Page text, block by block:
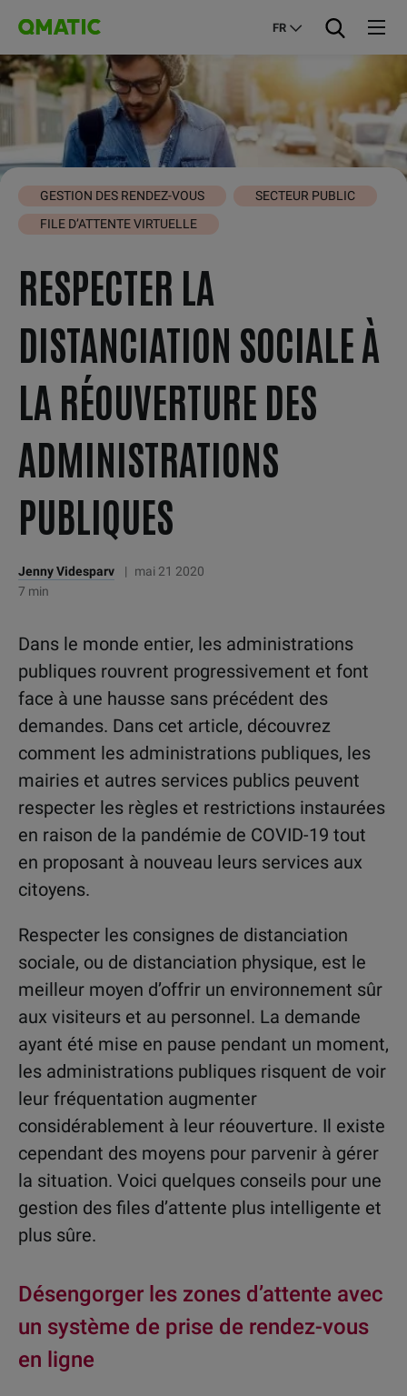
FR
GESTION DES RENDEZ-VOUS
SECTEUR PUBLIC
FILE D’ATTENTE VIRTUELLE
RESPECTER LA
DISTANCIATION SOCIALE À
LA RÉOUVERTURE DES
ADMINISTRATIONS
PUBLIQUES
Jenny Videsparv |
mai 21 2020
7 min
Dans le monde entier, les administrations
publiques rouvrent progressivement et font
face à une hausse sans précédent des
demandes. Dans cet article, découvrez
comment les administrations publiques, les
mairies et autres services publics peuvent
respecter les règles et restrictions instaurées
en raison de la pandémie de COVID-19 tout
en proposant à nouveau leurs services aux
citoyens.
Respecter les consignes de distanciation
sociale, ou de distanciation physique, est le
meilleur moyen d’offrir un environnement sûr
aux visiteurs et au personnel. La demande
ayant été mise en pause pendant un moment,
les administrations publiques risquent de voir
leur fréquentation augmenter
considérablement à leur réouverture. Il existe
cependant des moyens pour parvenir à gérer
la situation. Voici quelques conseils pour une
gestion des files d’attente plus intelligente et
plus sûre.
Désengorger les zones d’attente avec
un système de prise de rendez-vous
en ligne